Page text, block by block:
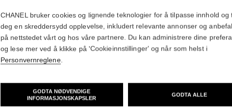
ALLURE
Eau de Toilette
NOK 1 600
CHANEL bruker cookies og lignende teknologier for å tilpasse innhold og
deg en skreddersydd opplevelse, inkludert relevante annonser og
på nettstedet vårt og hos våre partnere. Du kan administrere dine
og lese mer ved å klikke på 'Cookieinnstillinger' og når som helst i
Personvernreglene.
GODTA NØDVENDIGE
INFORMASJONSKAPSLER
GODTA ALLE